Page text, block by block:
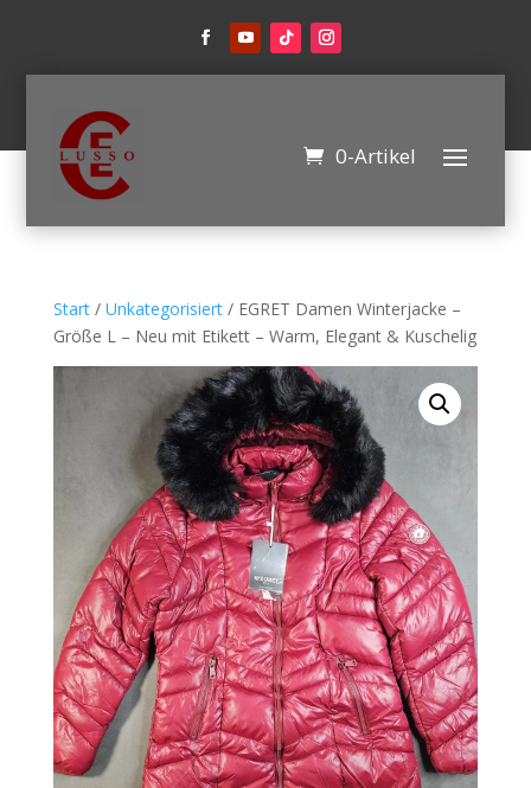
0-Artikel
Start/ Unkategorisiert/ EGRET Damen Winterjacke –
Größe L – Neu mit Etikett – Warm, Elegant & Kuschelig